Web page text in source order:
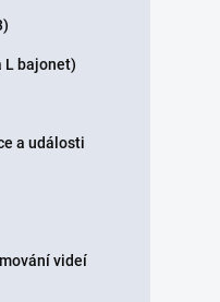
L bajonet)
a události
videí